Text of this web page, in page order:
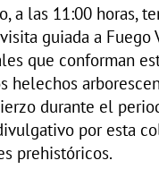
a las 11:00 horas,
guiada a
que conforman
helechos
durante el
por esta
prehistóricos.